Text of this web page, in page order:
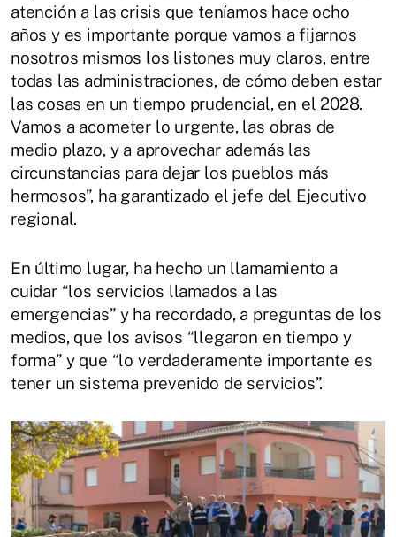
atención a las crisis que teníamos hace ocho
años y es importante porque vamos a fijarnos
nosotros mismos los listones muy claros, entre
todas las administraciones, de cómo deben estar
las cosas en un tiempo prudencial, en el 2028.
Vamos a acometer lo urgente, las obras de
medio plazo, y a aprovechar además las
circunstancias para dejar los pueblos más
hermosos”, ha garantizado el jefe del Ejecutivo
regional.
En último lugar, ha hecho un llamamiento a
cuidar “los servicios llamados a las
emergencias” y ha recordado, a preguntas de los
medios, que los avisos “llegaron en tiempo y
forma” y que “lo verdaderamente importante es
tener un sistema prevenido de servicios”.